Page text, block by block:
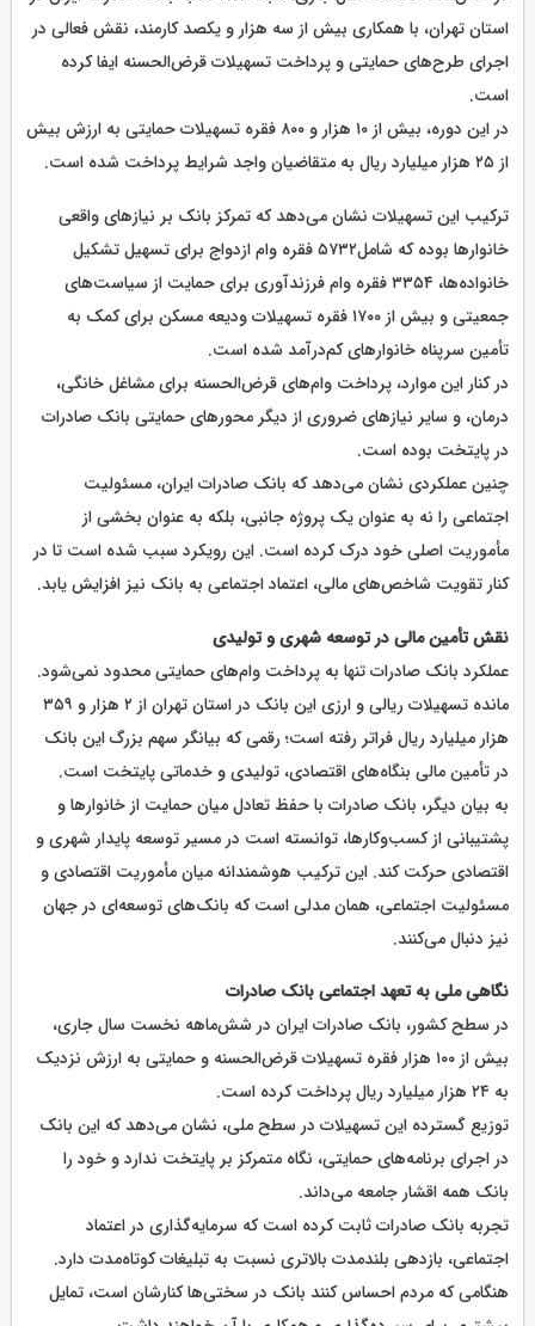
استان تهران، با همکاری بیش از سه هزار و یکصد کارمند، نقش فعالی در
اجرای طرح‌های حمایتی و پرداخت تسهیلات قرض‌الحسنه ایفا کرده
است.
در این دوره، بیش از ۱۰ هزار و ۸۰۰ فقره تسهیلات حمایتی به ارزش بیش
از ۲۵ هزار میلیارد ریال به متقاضیان واجد شرایط پرداخت شده است.
ترکیب این تسهیلات نشان می‌دهد که تمرکز بانک بر نیازهای واقعی
خانوارها بوده که شامل۵۷۳۲ فقره وام ازدواج برای تسهیل تشکیل
خانواده‌ها، ۳۳۵۴ فقره وام فرزندآوری برای حمایت از سیاست‌های
جمعیتی و بیش از ۱۷۰۰ فقره تسهیلات ودیعه مسکن برای کمک به
تأمین سرپناه خانوارهای کم‌درآمد شده است.
در کنار این موارد، پرداخت وام‌های قرض‌الحسنه برای مشاغل خانگی،
درمان، و سایر نیازهای ضروری از دیگر محورهای حمایتی بانک صادرات
در پایتخت بوده است.
چنین عملکردی نشان می‌دهد که بانک صادرات ایران، مسئولیت
اجتماعی را نه به عنوان یک پروژه جانبی، بلکه به عنوان بخشی از
مأموریت اصلی خود درک کرده است. این رویکرد سبب شده است تا در
کنار تقویت شاخص‌های مالی، اعتماد اجتماعی به بانک نیز افزایش یابد.
نقش تأمین مالی در توسعه شهری و تولیدی
عملکرد بانک صادرات تنها به پرداخت وام‌های حمایتی محدود نمی‌شود.
مانده تسهیلات ریالی و ارزی این بانک در استان تهران از ۲ هزار و ۳۵۹
هزار میلیارد ریال فراتر رفته است؛ رقمی که بیانگر سهم بزرگ این بانک
در تأمین مالی بنگاه‌های اقتصادی، تولیدی و خدماتی پایتخت است.
به بیان دیگر، بانک صادرات با حفظ تعادل میان حمایت از خانوارها و
پشتیبانی از کسب‌وکارها، توانسته است در مسیر توسعه پایدار شهری و
اقتصادی حرکت کند. این ترکیب هوشمندانه میان مأموریت اقتصادی و
مسئولیت اجتماعی، همان مدلی است که بانک‌های توسعه‌ای در جهان
نیز دنبال می‌کنند.
نگاهی ملی به تعهد اجتماعی بانک صادرات
در سطح کشور، بانک صادرات ایران در شش‌ماهه نخست سال جاری،
بیش از ۱۰۰ هزار فقره تسهیلات قرض‌الحسنه و حمایتی به ارزش نزدیک
به ۲۴ هزار میلیارد ریال پرداخت کرده است.
توزیع گسترده این تسهیلات در سطح ملی، نشان می‌دهد که این بانک
در اجرای برنامه‌های حمایتی، نگاه متمرکز بر پایتخت ندارد و خود را
بانک همه اقشار جامعه می‌داند.
تجربه بانک صادرات ثابت کرده است که سرمایه‌گذاری در اعتماد
اجتماعی، بازدهی بلندمدت بالاتری نسبت به تبلیغات کوتاه‌مدت دارد.
هنگامی که مردم احساس کنند بانک در سختی‌ها کنارشان است، تمایل